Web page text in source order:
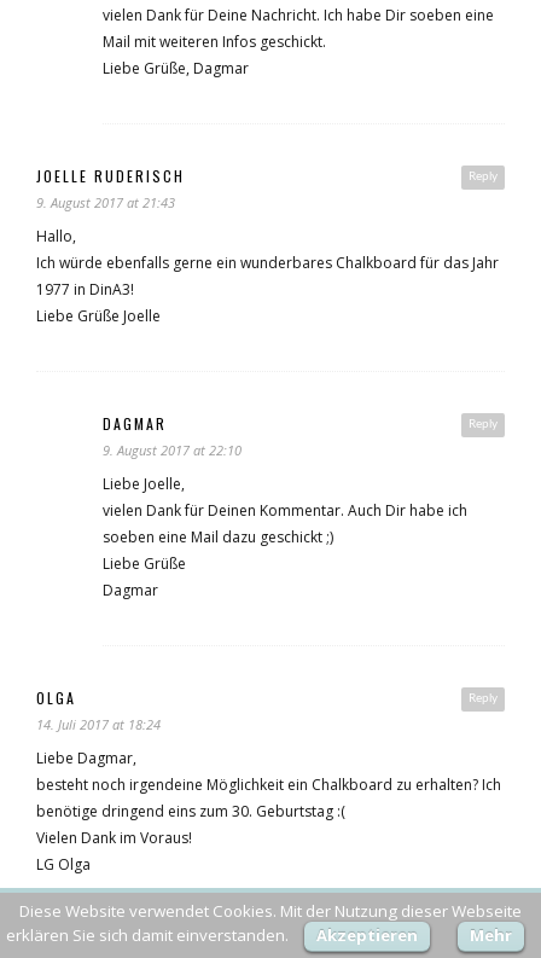
vielen Dank für Deine Nachricht. Ich habe Dir soeben eine
Mail mit weiteren Infos geschickt.
Liebe Grüße, Dagmar
Reply
JOELLE RUDERISCH
9. August 2017 at 21:43
Hallo,
Ich würde ebenfalls gerne ein wunderbares Chalkboard für das Jahr
1977 in DinA3!
Liebe Grüße Joelle
Reply
DAGMAR
9. August 2017 at 22:10
Liebe Joelle,
vielen Dank für Deinen Kommentar. Auch Dir habe ich
soeben eine Mail dazu geschickt ;)
Liebe Grüße
Dagmar
Reply
OLGA
14. Juli 2017 at 18:24
Liebe Dagmar,
besteht noch irgendeine Möglichkeit ein Chalkboard zu erhalten? Ich
benötige dringend eins zum 30. Geburtstag :(
Vielen Dank im Voraus!
LG Olga
Diese Website verwendet Cookies. Mit der Nutzung dieser Webseite
erklären Sie sich damit einverstanden.
Akzeptieren Mehr